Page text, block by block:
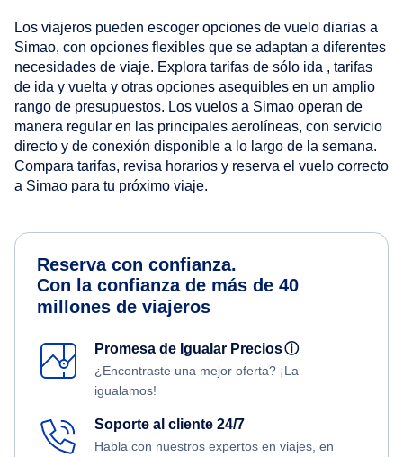
Los viajeros pueden escoger opciones de vuelo diarias a
Simao, con opciones flexibles que se adaptan a diferentes
necesidades de viaje. Explora tarifas de sólo ida , tarifas
de ida y vuelta y otras opciones asequibles en un amplio
rango de presupuestos. Los vuelos a Simao operan de
manera regular en las principales aerolíneas, con servicio
directo y de conexión disponible a lo largo de la semana.
Compara tarifas, revisa horarios y reserva el vuelo correcto
a Simao para tu próximo viaje.
Reserva con confianza.
Con la confianza de más de 40
millones de viajeros
Promesa de Igualar Preciosⓘ
¿Encontraste una mejor oferta? ¡La
igualamos!
Soporte al cliente 24/7
Habla con nuestros expertos en viajes, en